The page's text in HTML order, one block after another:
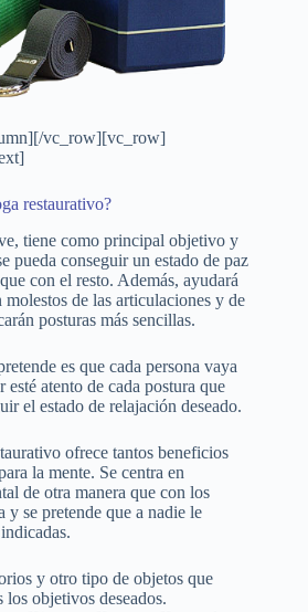
vc_row][vc_row]
restaurativo?
tiene como principal objetivo y
pueda conseguir un estado de paz
con el resto. Además, ayudará
de las articulaciones y de
posturas más sencillas.
es que cada persona vaya
atento de cada postura que
el estado de relajación deseado.
ofrece tantos beneficios
la mente. Se centra en
de otra manera que con los
y se pretende que a nadie le
y otro tipo de objetos que
objetivos deseados.